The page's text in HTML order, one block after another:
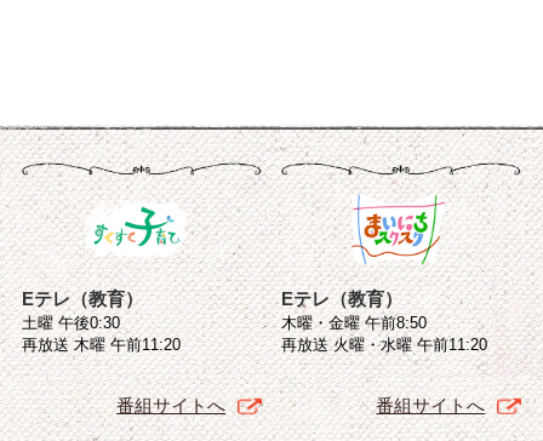
Eテレ（教育）
土曜 午後0:30
再放送 木曜 午前11:20
番組サイトへ
Eテレ（教育）
木曜・金曜 午前8:50
再放送 火曜・水曜 午前11:20
番組サイトへ